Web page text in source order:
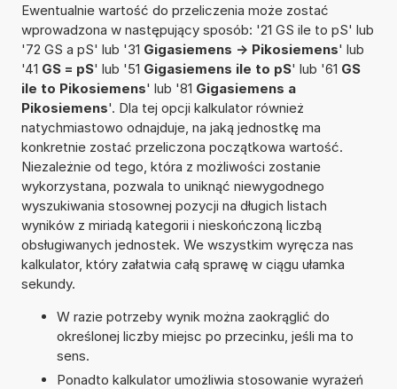
Ewentualnie wartość do przeliczenia może zostać
wprowadzona w następujący sposób: '21 GS ile to pS' lub
'72 GS a pS' lub '31 Gigasiemens -> Pikosiemens' lub
'41 GS = pS' lub '51 Gigasiemens ile to pS' lub '61 GS
ile to Pikosiemens' lub '81 Gigasiemens a
Pikosiemens'. Dla tej opcji kalkulator również
natychmiastowo odnajduje, na jaką jednostkę ma
konkretnie zostać przeliczona początkowa wartość.
Niezależnie od tego, która z możliwości zostanie
wykorzystana, pozwala to uniknąć niewygodnego
wyszukiwania stosownej pozycji na długich listach
wyników z miriadą kategorii i nieskończoną liczbą
obsługiwanych jednostek. We wszystkim wyręcza nas
kalkulator, który załatwia całą sprawę w ciągu ułamka
sekundy.
W razie potrzeby wynik można zaokrąglić do
określonej liczby miejsc po przecinku, jeśli ma to
sens.
Ponadto kalkulator umożliwia stosowanie wyrażeń